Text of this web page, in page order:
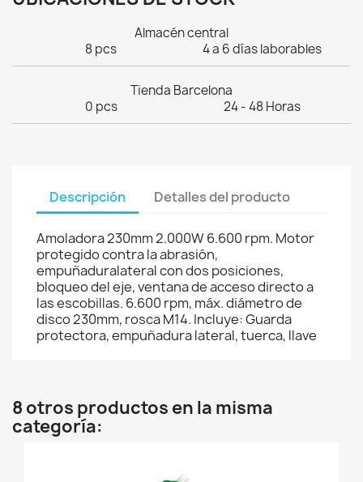
Almacén central
8 pcs
4 a 6 días laborables
Tienda Barcelona
0 pcs
24 - 48 Horas
Descripción Detalles del producto
Amoladora 230mm 2.000W 6.600 rpm. Motor
protegido contra la abrasión,
empuñaduralateral con dos posiciones,
bloqueo del eje, ventana de acceso directo a
las escobillas. 6.600 rpm, máx. diámetro de
disco 230mm, rosca M14. Incluye: Guarda
protectora, empuñadura lateral, tuerca, llave
8 otros productos en la misma
categoría: